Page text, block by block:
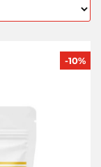
-10%